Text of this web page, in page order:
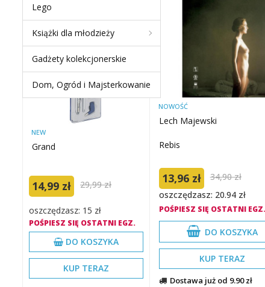
Lego
Książki dla młodzieży
Gadżety kolekcjonerskie
Dom, Ogród i Majsterkowanie
KREŚLARSKI GR-C205 /
S20005E
-50 %
NEW
Grand
14,99 zł 29,99 zł
oszczędzasz: 15 zł
POŚPIESZ SIĘ OSTATNI EGZ.
DO KOSZYKA
KUP TERAZ
NOWOŚĆ
Lech Majewski
Rebis
13,96 zł
34,90 zł
oszczędzasz: 20.94 zł
POŚPIESZ SIĘ OSTATNI EGZ.
DO KOSZYKA
KUP TERAZ
Dostawa już od 9.90 zł